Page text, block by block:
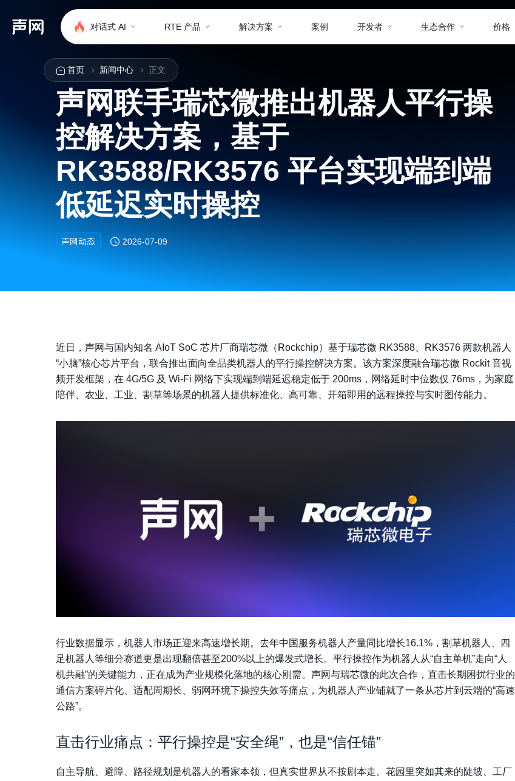
对话式 AI RTE 产品 解决方案 案例 开发者 生态合作 价格
首页 新闻中心 正文
声网联手瑞芯微推出机器人平行操
控解决方案，基于
RK3588/RK3576 平台实现端到端
低延迟实时操控
声网动态 2026-07-09
近日，声网与国内知名 AIoT SoC 芯片厂商瑞芯微 （Rockchip）基于瑞芯微 RK3588、RK3576 两款机器人
“小脑”核心芯片平台，联合推出面向全品类机器人的平行操控解决方案。该方案深度融合瑞芯微 Rockit 音视
频开发框架，在 4G/5G 及 Wi-Fi 网络下实现端到端延迟稳定低于 200ms，网络延时中位数仅 76ms，为家庭
陪伴、农业、工业、割草等场景的机器人提供标准化、高可靠、开箱即用的远程操控与实时图传能力。
行业数据显示，机器人市场正迎来高速增长期。去年中国服务机器人产量同比增长16.1%，割草机器人、四
足机器人等细分赛道更是出现翻倍甚至200%以上的爆发式增长。平行操控作为机器人从“自主单机”走向“人
机共融”的关键能力，正在成为产业规模化落地的核心刚需。声网与瑞芯微的此次合作，直击长期困扰行业的
通信方案碎片化、适配周期长、弱网环境下操控失效等痛点，为机器人产业铺就了一条从芯片到云端的“高速
公路”。
直击行业痛点：平行操控是“安全绳”，也是“信任锚”
自主导航、避障、路径规划是机器人的看家本领，但真实世界从不按剧本走。花园里突如其来的陡坡、工厂